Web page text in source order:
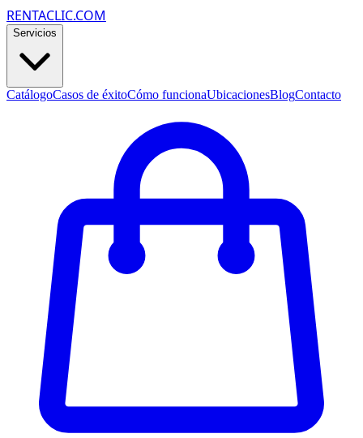
RENTACLIC.COM
Servicios
CatálogoCasos de éxitoCómo funcionaUbicacionesBlogContacto